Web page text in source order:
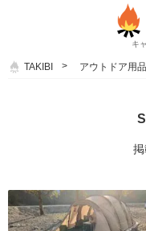
キ
TAKIBI アウトドア用